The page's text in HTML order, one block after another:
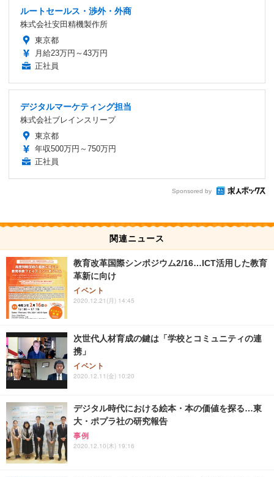
ルートセールス・渉外・外商
株式会社安田精機製作所
東京都
月給23万円～43万円
正社員
デジタルマーケティング担当
株式会社ブレインスリープ
東京都
年収500万円～750万円
正社員
Sponsored by
関連ニュース
教育改革国際シンポジウム2/16…ICT活用した教育
革新に向け
イベント
2020.12.21(月) 14:45
次世代人材育成の鍵は「学校とコミュニティの連
携」
イベント
2020.12.11(金) 10:20
デジタル時代における絵本・本の価値を探る…東
大・ポプラ社の研究報告
事例
2020.12.10(木) 19:16